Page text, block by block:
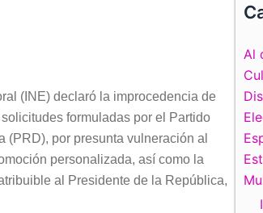
(INE) declaró la improcedencia de
formuladas por el Partido
por presunta vulneración al
personalizada, así como la
al Presidente de la República,
Al